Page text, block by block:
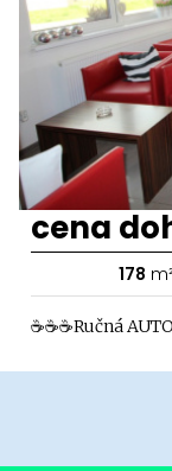
cena
178 m²
☕☕☕Ručná